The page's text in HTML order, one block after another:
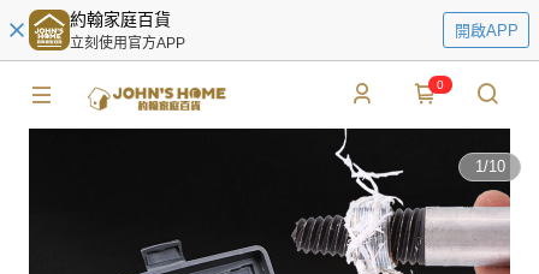
約翰家庭百貨
立刻使用官方APP
開啟APP
0
1/10